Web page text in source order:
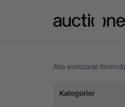
Alla avslutade föremål
Cyklar
Kategorier